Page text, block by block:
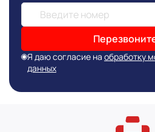
Я даю согласие на обработку
данных